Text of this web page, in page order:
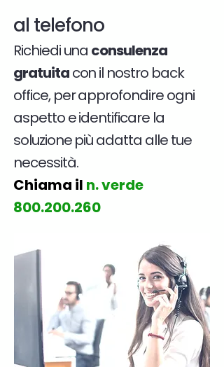
al telefono
Richiedi una consulenza
gratuitacon il nostro back
office, per approfondire ogni
aspetto e identificare la
soluzione più adatta alle tue
necessità.
Chiama il n. verde
800.200.260